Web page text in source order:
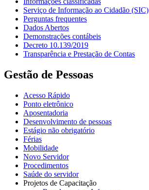
Serviço de Informação ao Cidadão (SIC)
Perguntas frequentes
Dados Abertos
Demonstrações contábeis
Decreto 10.139/2019
Transparência e Prestação de Contas
Gestão de Pessoas
Acesso Rápido
Ponto eletrônico
Aposentadoria
Desenvolvimento de pessoas
Estágio não obrigatório
Férias
Mobilidade
Novo Servidor
Procedimentos
Saúde do servidor
Projetos de Capacitação